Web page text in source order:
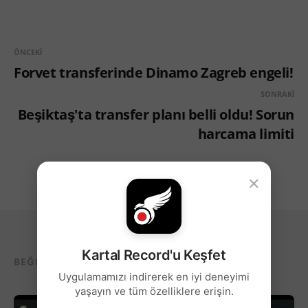
ÖNCEKI
Forvet transferinde Dinamo Zagreb engeli!
SONRAKI
Beşiktaş'ta transfer planı belli oldu! Sorun
harcama limiti
BEĞENEBILECEĞIN DIĞER YAZILAR...
×
Kartal Record'u Keşfet
Uygulamamızı indirerek en iyi deneyimi
yaşayın ve tüm özelliklere erişin.